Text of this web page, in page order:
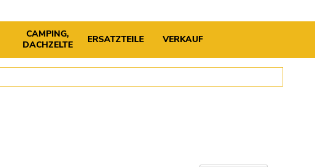
CAMPING,
DACHZELTE
ERSATZTEILE VERKAUF